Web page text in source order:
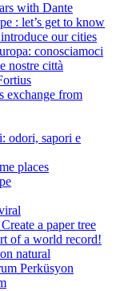
with Dante
: let’s get to know
our cities
conosciamoci
nostre città
exchange from
odori, sapori e
places
a paper tree
of a world record!
natural
Perküsyon